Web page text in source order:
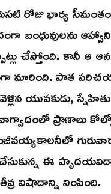
రోజు భార్య
బంధువులను
చేస్తోంది. కానీ ఆ
మారింది. పాత
యువకుడు,
ప్రాణాలు
ఈ
విషాదాన్ని నింపింది.